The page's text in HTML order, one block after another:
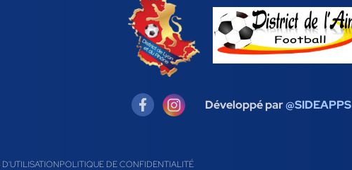
Développé par@SIDEAPPS
POLITIQUE DE CONFIDENTIALITÉ